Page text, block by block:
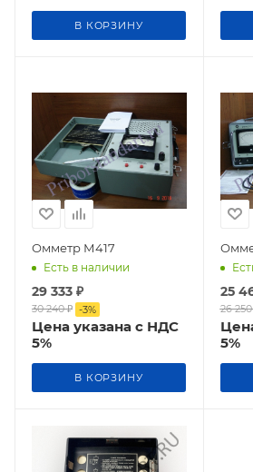
В КОРЗИНУ
Омметр М417
Есть в наличии
29 333 ₽
30 240₽ -3%
Цена указана с НДС
5%
В КОРЗИНУ
25
26 250
5%